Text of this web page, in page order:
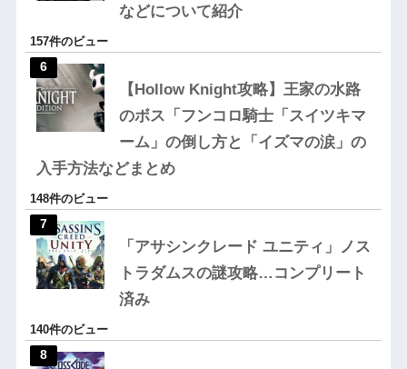
などについて紹介
157件のビュー
【Hollow Knight攻略】王家の水路
のボス「フンコロ騎士「スイツキマ
ーム」の倒し方と「イズマの涙」の
入手方法などまとめ
148件のビュー
「アサシンクレード ユニティ」ノス
トラダムスの謎攻略…コンプリート
済み
140件のビュー